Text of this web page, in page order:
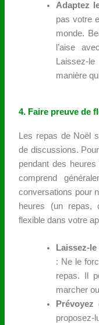
Adaptez
pas votre
monde.
l’aise
Laissez-
manière
4. Faire preuve de
Les repas de Noël
de discussions.
pendant des
comprend
conversations pour
heures (un repas,
flexible dans votre
Laissez-
: Ne le
repas. Il
marcher
proposez-